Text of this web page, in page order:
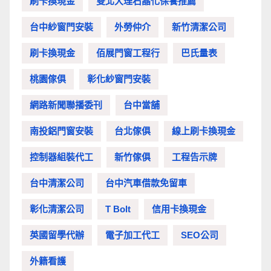
台中紗窗門安裝 外勞仲介 新竹清潔公司
刷卡換現金 佰展門窗工程行 巴氏量表
桃園傢俱 彰化紗窗門安裝
網路新聞聯播委刊 台中當舖
南投鋁門窗安裝 台北傢俱 線上刷卡換現金
控制器組裝代工 新竹傢俱 工程告示牌
台中清潔公司 台中汽車借款免留車
彰化清潔公司 T Bolt 信用卡換現金
英國留學代辦 電子加工代工 SEO公司
外籍看護